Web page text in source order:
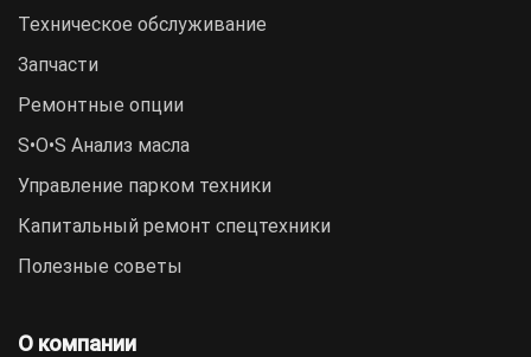
Техническое обслуживание
Запчасти
Ремонтные опции
S•O•S Анализ масла
Управление парком техники
Капитальный ремонт спецтехники
Полезные советы
О компании